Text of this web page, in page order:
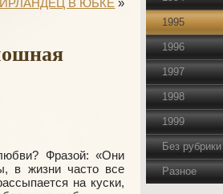
ИРЛАНДЕЦ В ЮБКЕ »
Фразой: «Они
в жизни часто все
на куски,
1995
1996
1997
1998
1999
Без рубрики
Разное